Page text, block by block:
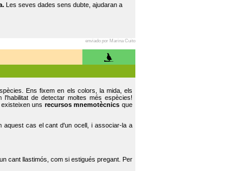
Les seves dades sens dubte, ajudaran a
enviado por Marina Cuito
Ens fixem en els colors, la mida, els
l'habilitat de detectar moltes més espècies!
uns recursos mnemotècnics que
aquest cas el cant d'un ocell, i associar-la a
cant llastimós, com si estigués pregant. Per